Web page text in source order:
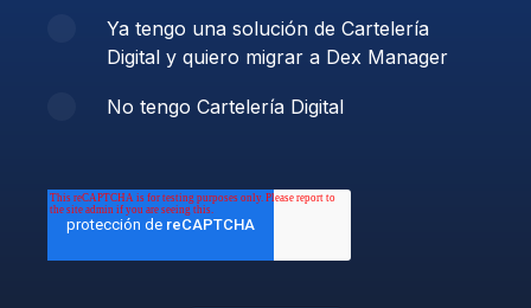
Ya tengo una solución de Cartelería
Digital y quiero migrar a Dex Manager
No tengo Cartelería Digital